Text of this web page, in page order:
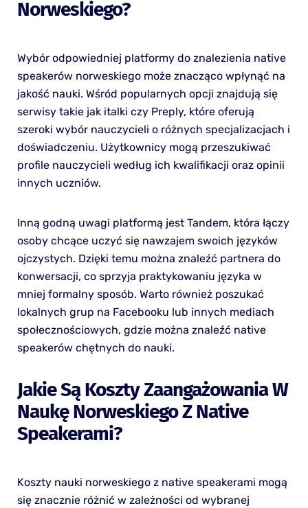
Norweskiego?
Wybór odpowiedniej platformy do znalezienia native
speakerów norweskiego może znacząco wpłynąć na
jakość nauki. Wśród popularnych opcji znajdują się
serwisy takie jak italki czy Preply, które oferują
szeroki wybór nauczycieli o różnych specjalizacjach i
doświadczeniu. Użytkownicy mogą przeszukiwać
profile nauczycieli według ich kwalifikacji oraz opinii
innych uczniów.
Inną godną uwagi platformą jest Tandem, która łączy
osoby chcące uczyć się nawzajem swoich języków
ojczystych. Dzięki temu można znaleźć partnera do
konwersacji, co sprzyja praktykowaniu języka w
mniej formalny sposób. Warto również poszukać
lokalnych grup na Facebooku lub innych mediach
społecznościowych, gdzie można znaleźć native
speakerów chętnych do nauki.
Jakie Są Koszty Zaangażowania W
Naukę Norweskiego Z Native
Speakerami?
Koszty nauki norweskiego z native speakerami mogą
się znacznie różnić w zależności od wybranej